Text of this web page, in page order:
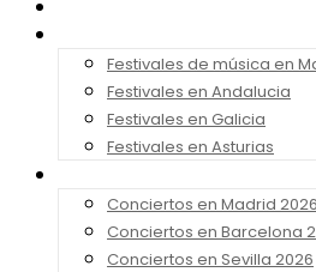
Festivales de música en
Festivales en Andalucia
Festivales en Galicia
Festivales en Asturias
Conciertos en Madrid 2026
Conciertos en Barcelona
Conciertos en Sevilla 2026